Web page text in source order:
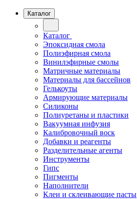
Каталог
Каталог
Эпоксидная смола
Полиэфирная смола
Винилэфирные смолы
Матричные материалы
Материалы для бассейнов
Гелькоуты
Армирующие материалы
Силиконы
Полиуретаны и пластики
Вакуумная инфузия
Калибровочный воск
Добавки и реагенты
Разделительные агенты
Инструменты
Гипс
Пигменты
Наполнители
Клеи и склеивающие пасты